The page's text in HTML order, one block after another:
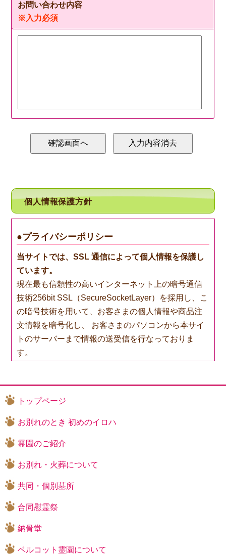
お問い合わせ内容
※入力必須
個人情報保護方針
●プライバシーポリシー
当サイトでは、SSL 通信によって個人情報を保護し
ています。
現在最も信頼性の高いインターネット上の暗号通信
技術256bit SSL（SecureSocketLayer）を採用し、こ
の暗号技術を用いて、お客さまの個人情報や商品注
文情報を暗号化し、 お客さまのパソコンから本サイ
トのサーバーまで情報の送受信を行なっておりま
す。
このようなことから安心して送信して頂けます。
●個人情報保護方針
ベルコット霊園は（以下、「当園」という）は、業
務上当園が取り扱うすべての個人情報の保護につい
護、個人情報に関する法規制等を遵守し、以下に示
す方針を具体化するために遵守規程（コンプライア
経営環境の変動等を常に着目し、個人情報保護マネ
トップページ
お別れのとき 初めのイロハ
霊園のご紹介
お別れ・火葬について
共同・個別墓所
合同慰霊祭
納骨堂
ベルコット霊園について